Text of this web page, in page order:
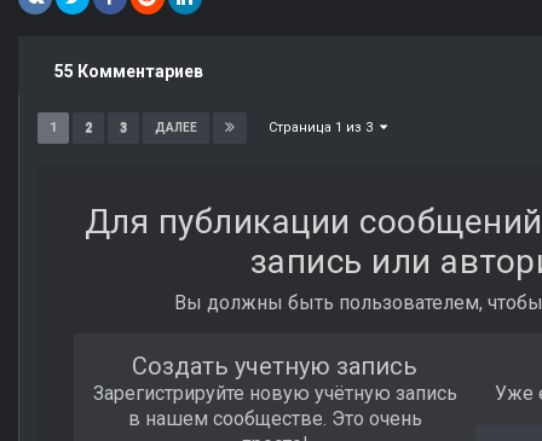
55 Комментариев
1 2 3 ДАЛЕЕ Страница 1 из 3
Для публикации
запись или
Вы должны быть пользователем,
Создать учетную запись
Зарегистрируйте новую учётную запись
в нашем сообществе. Это очень
Уже